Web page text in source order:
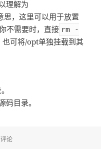
理解为
思，这里可以用于放置
不需要时，直接 rm -
可将/opt单独挂载到其
码目录。
】【Linux】Linux系统中/opt 和 /
论